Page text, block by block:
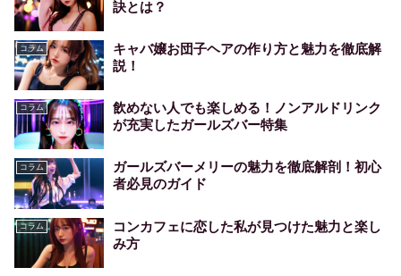
訣とは？
コラム
キャバ嬢お団子ヘアの作り方と魅力を徹底解
説！
コラム
飲めない人でも楽しめる！ノンアルドリンク
が充実したガールズバー特集
コラム
ガールズバーメリーの魅力を徹底解剖！初心
者必見のガイド
コラム
コンカフェに恋した私が見つけた魅力と楽し
み方